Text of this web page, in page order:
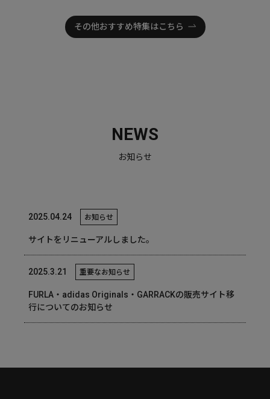
その他おすすめ特集はこちら
NEWS
お知らせ
2025.04.24 お知らせ
サイトをリニューアルしました。
2025.3.21 重要なお知らせ
FURLA・adidas Originals・GARRACKの販売サイト移
行についてのお知らせ